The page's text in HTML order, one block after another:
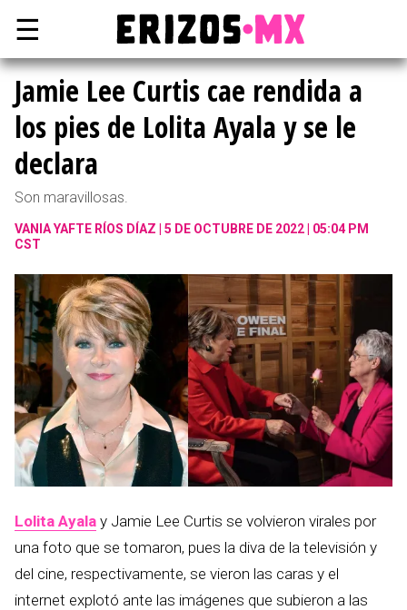
☰
Jamie Lee Curtis cae rendida a
los pies de Lolita Ayala y se le
declara
Son maravillosas.
VANIA YAFTE RÍOS DÍAZ
5 DE OCTUBRE DE 2022 | 05:04 PM
CST
Lolita Ayala y Jamie Lee Curtis se volvieron virales por
una foto que se tomaron, pues la diva de la televisión y
del cine, respectivamente, se vieron las caras y el
internet explotó ante las imágenes que subieron a las